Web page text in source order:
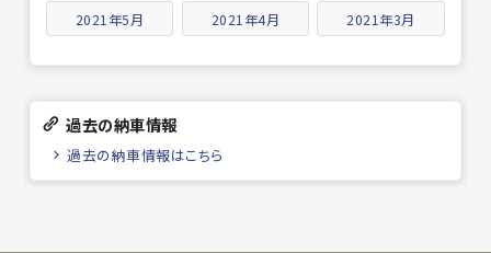
2021年5月 2021年4月 2021年3月
過去の納車情報
過去の納車情報はこちら